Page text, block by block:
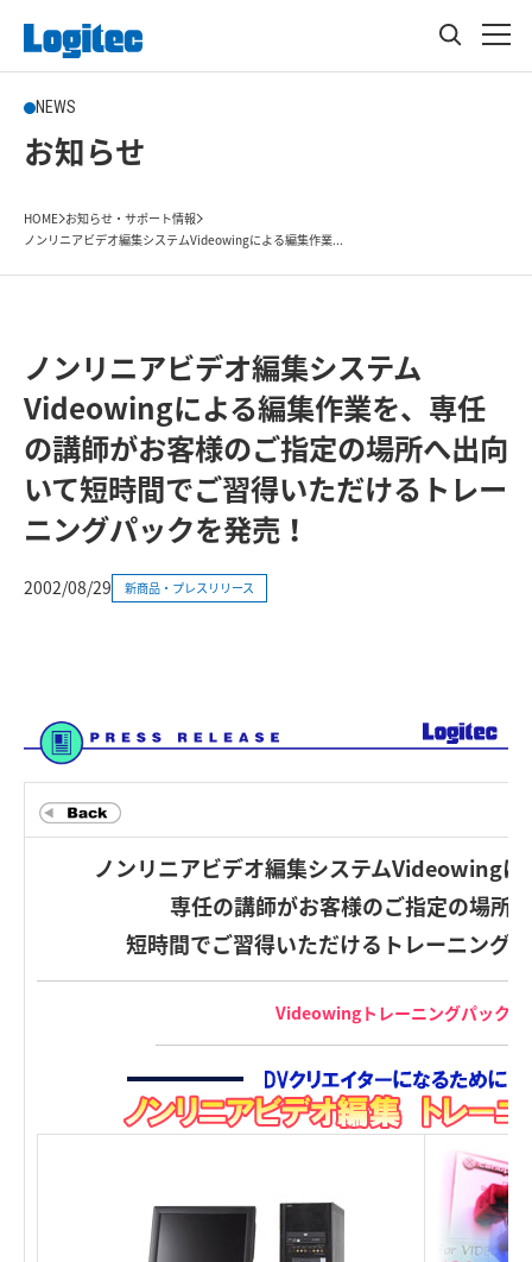
NEWS
お知らせ
HOME お知らせ・サポート情報
ノンリニアビデオ編集システムVideowingによる編集作業...
ノンリニアビデオ編集システム
Videowingによる編集作業を、専任
の講師がお客様のご指定の場所へ出向
いて短時間でご習得いただけるトレー
ニングパックを発売！
2002/08/29 新商品・プレスリリース
ノンリニアビデオ編集システムVideowingに
専任の講師がお客様のご指定の場所
短時間でご習得いただけるトレーニング
Videowingトレーニングパック